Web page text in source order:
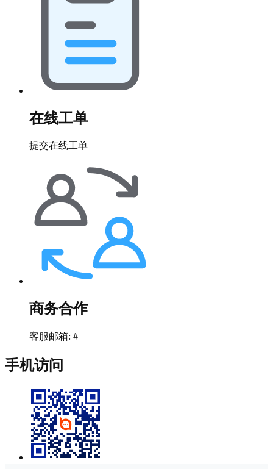
在线工单
提交在线工单
商务合作
客服邮箱: #
手机访问